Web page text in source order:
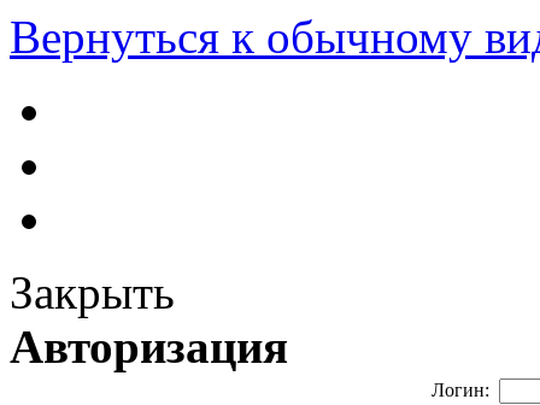
Вернуться к обычному
Закрыть
Авторизация
Логин: